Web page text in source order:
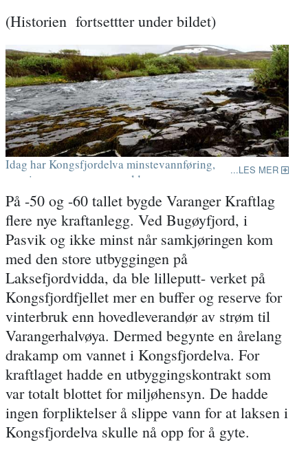
(Historien fortsettter under bildet)
Idag har Kongsfjordelva minstevannføring,
men i nærmere en mannsalder var
sommerens lave vannføring et stort problem.
LES MER
På -50 og -60 tallet bygde Varanger Kraftlag
flere nye kraftanlegg. Ved Bugøyfjord, i
Pasvik og ikke minst når samkjøringen kom
med den store utbyggingen på
Laksefjordvidda, da ble lilleputt- verket på
Kongsfjordfjellet mer en buffer og reserve for
vinterbruk enn hovedleverandør av strøm til
Varangerhalvøya. Dermed begynte en årelang
drakamp om vannet i Kongsfjordelva. For
kraftlaget hadde en utbyggingskontrakt som
var totalt blottet for miljøhensyn. De hadde
ingen forpliktelser å slippe vann for at laksen i
Kongsfjordelva skulle nå opp for å gyte.